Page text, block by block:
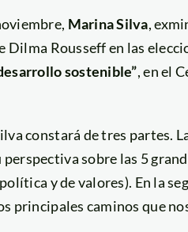
Marina Silva,
Dilma Rousseff en las
sostenible”, en el
constará de tres partes.
sobre las 5
y de valores). En la
principales caminos que